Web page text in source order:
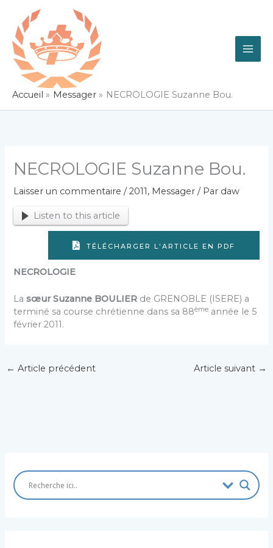
contenu
Accueil Messager NECROLOGIE Suzanne Bou.
NECROLOGIE Suzanne Bou.
Laisser un commentaire /2011, Messager / Par daw
Listen to this article
TÉLÉCHARGER L'ARTICLE EN PDF
NECROLOGIE
Lasœur Suzanne BOULIER de GRENOBLE (ISERE) a
terminé sa course chrétienne dans sa 88ème année le 5
février 2011.
← Article précédent Article suivant →